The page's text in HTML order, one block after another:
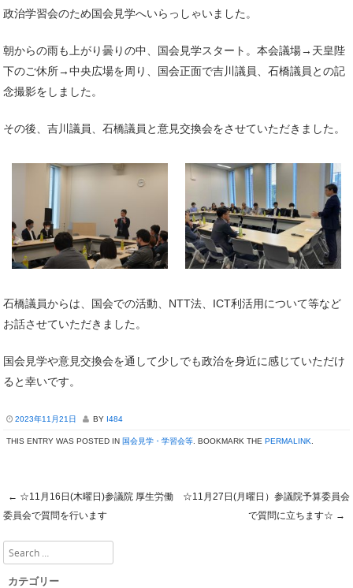
政治学習会のため国会見学へいらっしゃいました。
朝からの雨も上がり曇りの中、国会見学スタート。本会議場→天皇陛
下のご休所→中央広場を周り、国会正面で吉川議員、石橋議員との記
念撮影をしました。
その後、吉川議員、石橋議員と意見交換会をさせていただきました。
石橋議員からは、国会での活動、NTT法、ICT利活用について等など
お話させていただきました。
国会見学や意見交換会を通して少しでも政治を身近に感じていただけ
ると幸いです。
2023年11月21日 BY I484
THIS ENTRY WAS POSTED IN 国会見学・学習会等. BOOKMARK THE PERMALINK.
Post navigation
← ☆11月16日(木曜日)参議院 厚生労働
委員会で質問を行います
☆11月27日(月曜日）参議院予算委員会
で質問に立ちます☆ →
Search
カテゴリー